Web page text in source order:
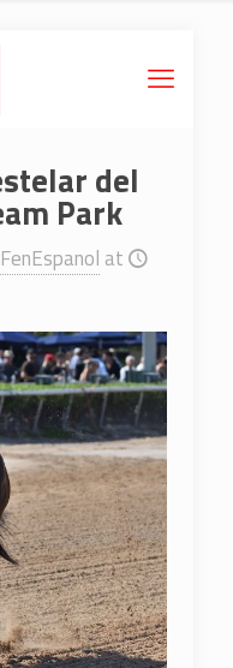
del
Park
at